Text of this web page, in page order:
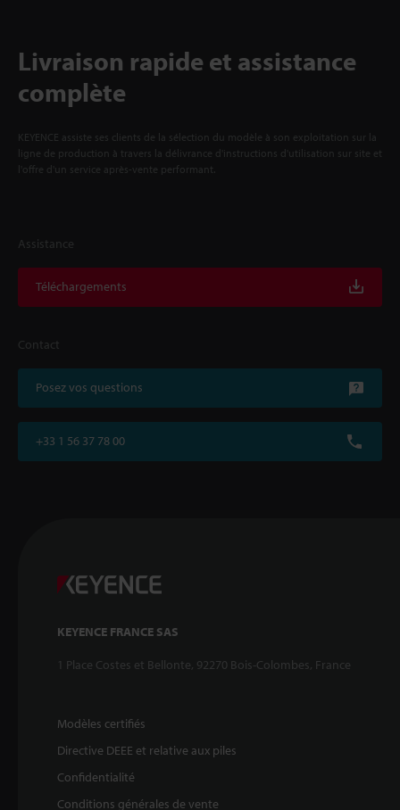
Livraison rapide et assistance
complète
KEYENCE assiste ses clients de la sélection du modèle à son exploitation sur la
ligne de production à travers la délivrance d'instructions d'utilisation sur site et
l'offre d'un service après-vente performant.
Assistance
Téléchargements
Contact
Posez vos questions
+33 1 56 37 78 00
KEYENCE FRANCE SAS
1 Place Costes et Bellonte, 92270 Bois-Colombes, France
Modèles certifiés
Directive DEEE et relative aux piles
Confidentialité
Conditions générales de vente